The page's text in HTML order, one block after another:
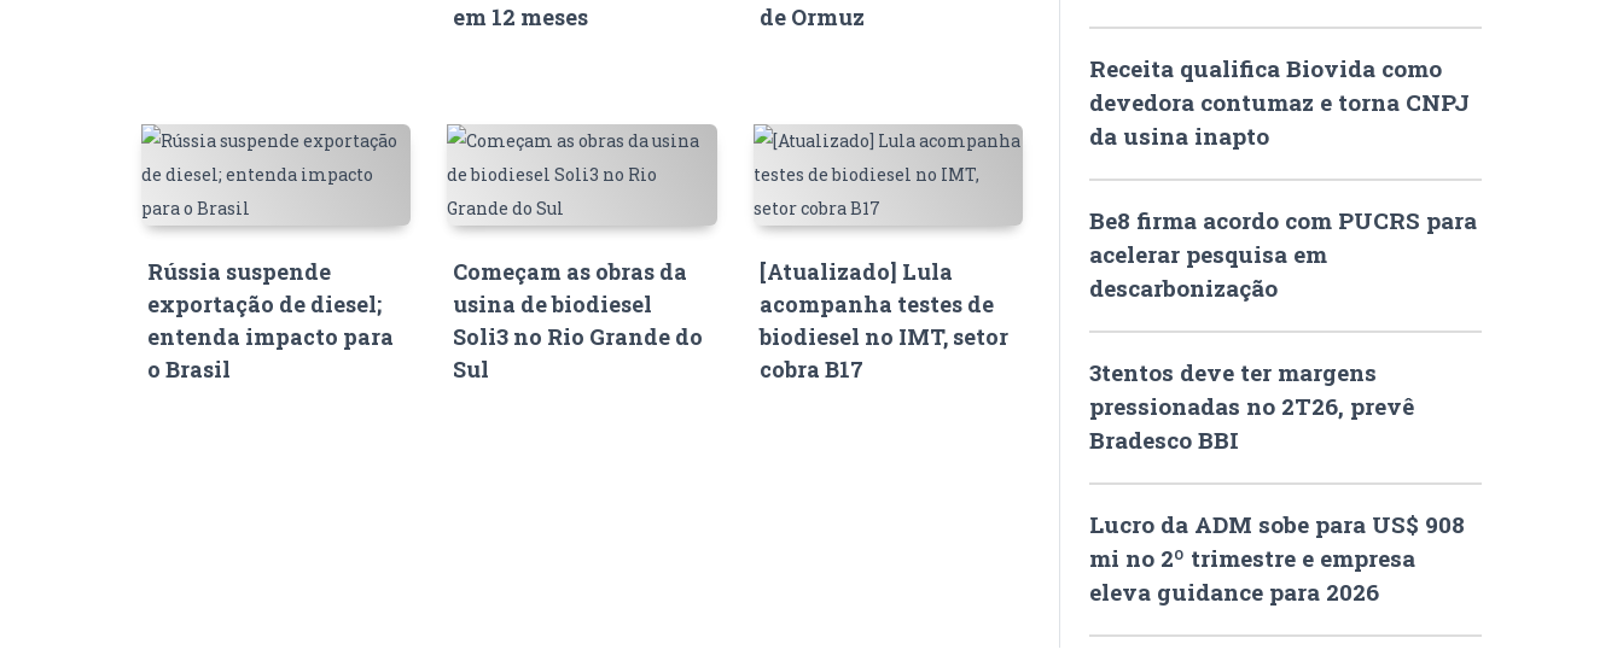
em 12 meses
de Ormuz
Rússia suspende
exportação de diesel;
entenda impacto para
o Brasil
Começam as obras da
usina de biodiesel
Soli3 no Rio Grande do
Sul
[Atualizado] Lula
acompanha testes de
biodiesel no IMT, setor
cobra B17
Receita qualifica Biovida como
devedora contumaz e torna CNPJ
da usina inapto
Be8 firma acordo com PUCRS para
acelerar pesquisa em
descarbonização
3tentos deve ter margens
pressionadas no 2T26, prevê
Bradesco BBI
Lucro da ADM sobe para US$ 908
mi no 2º trimestre e empresa
eleva guidance para 2026